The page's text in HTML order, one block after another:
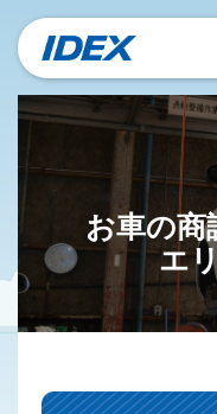
お車の商
エ